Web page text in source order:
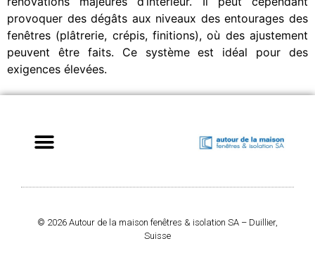
provoquer des dégâts aux niveaux des entourages des
fenêtres (plâtrerie, crépis, finitions), où des ajustement
peuvent être faits. Ce système est idéal pour des
exigences élevées.
© 2026 Autour de la maison fenêtres & isolation SA – Duillier,
Suisse